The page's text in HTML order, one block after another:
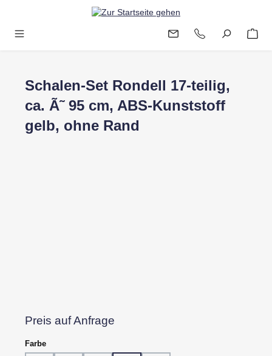
Zum Hauptinhalt springen
Schalen-Set Rondell 17-teilig,
ca. Ã˜ 95 cm, ABS-Kunststoff
gelb, ohne Rand
Preis auf Anfrage
Farbeauswählen